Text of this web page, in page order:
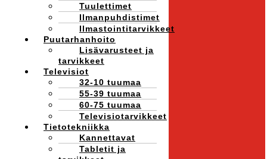
Tuulettimet
Ilmanpuhdistimet
Ilmastointitarvikkeet
Puutarhanhoito
Lisävarusteet ja
tarvikkeet
Televisiot
32-10 tuumaa
55-39 tuumaa
60-75 tuumaa
Televisiotarvikkeet
Tietotekniikka
Kannettavat
Tabletit ja